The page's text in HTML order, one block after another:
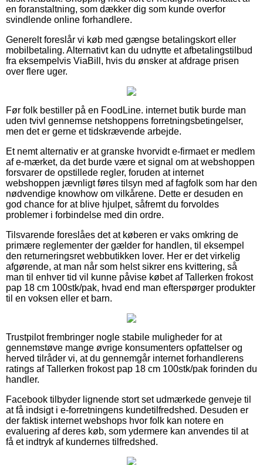
en foranstaltning, som dækker dig som kunde overfor
svindlende online forhandlere.
Generelt foreslår vi køb med gængse betalingskort eller
mobilbetaling. Alternativt kan du udnytte et afbetalingstilbud
fra eksempelvis ViaBill, hvis du ønsker at afdrage prisen
over flere uger.
Før folk bestiller på en FoodLine. internet butik burde man
uden tvivl gennemse netshoppens forretningsbetingelser,
men det er gerne et tidskrævende arbejde.
Et nemt alternativ er at granske hvorvidt e-firmaet er medlem
af e-mærket, da det burde være et signal om at webshoppen
forsvarer de opstillede regler, foruden at internet
webshoppen jævnligt føres tilsyn med af fagfolk som har den
nødvendige knowhow om vilkårene. Dette er desuden en
god chance for at blive hjulpet, såfremt du forvoldes
problemer i forbindelse med din ordre.
Tilsvarende foreslåes det at køberen er vaks omkring de
primære reglementer der gælder for handlen, til eksempel
den returneringsret webbutikken lover. Her er det virkelig
afgørende, at man når som helst sikrer ens kvittering, så
man til enhver tid vil kunne påvise købet af Tallerken frokost
pap 18 cm 100stk/pak, hvad end man efterspørger produkter
til en voksen eller et barn.
Trustpilot frembringer nogle stabile muligheder for at
gennemstøve mange øvrige konsumenters opfattelser og
herved tilråder vi, at du gennemgår internet forhandlerens
ratings af Tallerken frokost pap 18 cm 100stk/pak forinden du
handler.
Facebook tilbyder lignende stort set udmærkede genveje til
at få indsigt i e-forretningens kundetilfredshed. Desuden er
der faktisk internet webshops hvor folk kan notere en
evaluering af deres køb, som ydermere kan anvendes til at
få et indtryk af kundernes tilfredshed.